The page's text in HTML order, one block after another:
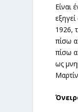
Είναι
1926,
πίσω
πίσω
ως